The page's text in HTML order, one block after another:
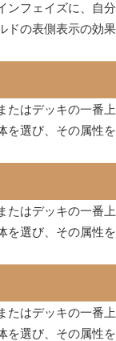
ンフェイズに、自
ドの表側表示の
はデッキの一番
を選び、その属
はデッキの一番
を選び、その属
はデッキの一番
を選び、その属